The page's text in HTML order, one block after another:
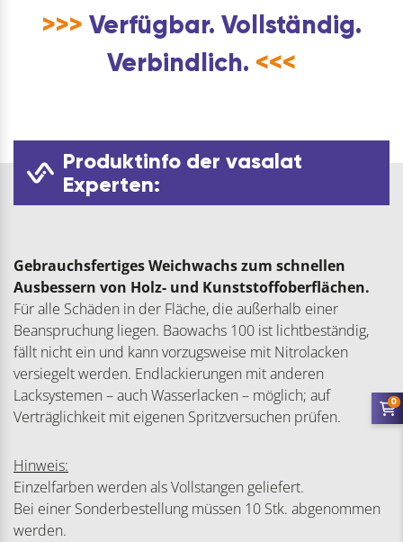
>>> Verfügbar. Vollständig.
Verbindlich. <<<
Produktinfo der vasalat
Experten:
Gebrauchsfertiges Weichwachs zum schnellen
Ausbessern von Holz- und Kunststoffoberflächen.
Für alle Schäden in der Fläche, die außerhalb einer
Beanspruchung liegen. Baowachs 100 ist lichtbeständig,
fällt nicht ein und kann vorzugsweise mit Nitrolacken
versiegelt werden. Endlackierungen mit anderen
Lacksystemen – auch Wasserlacken – möglich; auf
Verträglichkeit mit eigenen Spritzversuchen prüfen.
Hinweis:
Einzelfarben werden als Vollstangen geliefert.
Bei einer Sonderbestellung müssen 10 Stk. abgenommen
werden.
0